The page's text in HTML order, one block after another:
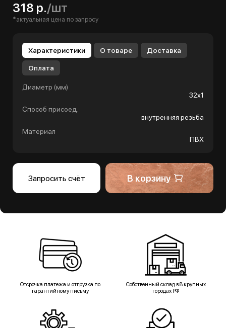
318 р./шт
*актуальная цена по запросу
Характеристики О товаре Доставка
Оплата
Диаметр (мм)
32х1
Способ присоед.
внутренняя резьба
Материал
ПВХ
Запросить счёт В корзину
Отсрочка платежа и отгрузка по
гарантийному письму
Собственный склад в 8 крупных
городах РФ